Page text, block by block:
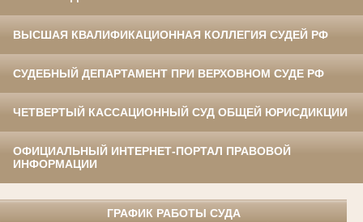
ВЫСШАЯ КВАЛИФИКАЦИОННАЯ КОЛЛЕГИЯ СУДЕЙ РФ
СУДЕБНЫЙ ДЕПАРТАМЕНТ ПРИ ВЕРХОВНОМ СУДЕ РФ
ЧЕТВЕРТЫЙ КАССАЦИОННЫЙ СУД ОБЩЕЙ ЮРИСДИКЦИИ
ОФИЦИАЛЬНЫЙ ИНТЕРНЕТ-ПОРТАЛ ПРАВОВОЙ
ИНФОРМАЦИИ
ГРАФИК РАБОТЫ СУДА